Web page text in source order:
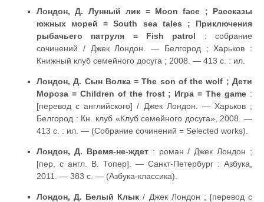
Лондон, Д. Лунный лик = Moon face ; Рассказы
южных морей = South sea tales ; Приключения
рыбачьего патруля = Fish patrol : собрание
сочинений / Джек Лондон. — Белгород ; Харьков :
Книжный клуб семейного досуга ; 2008. — 413 с. : ил.
Лондон, Д. Сын Волка = The son of the wolf ; Дети
Мороза = Children of the frost ; Игра = The game :
[перевод с английского] / Джек Лондон. — Харьков ;
Белгород : Кн. клуб «Клуб семейного досуга», 2008. —
413 с. : ил. — (Собрание сочинений = Selected works).
Лондон, Д. Время-не-ждет: роман / Джек Лондон ;
[пер. с англ. В. Топер]. — Санкт-Петербург : Азбука,
2011. — 383 с. — (Азбука-классика).
Лондон, Д. Белый Клык / Джек Лондон ; [перевод с